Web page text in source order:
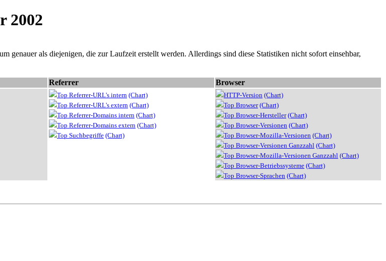
2002
genauer als diejenigen, die zur Laufzeit erstellt werden. Allerdings sind diese Statistiken nicht sofort einsehbar,
Referrer Browser
Top Referrer-URL's intern (Chart)
Top Referrer-URL's extern (Chart)
Top Referrer-Domains intern (Chart)
Top Referrer-Domains extern (Chart)
Top Suchbegriffe (Chart)
HTTP-Version (Chart)
Top Browser (Chart)
Top Browser-Hersteller (Chart)
Top Browser-Versionen (Chart)
Top Browser-Mozilla-Versionen (Chart)
Top Browser-Versionen Ganzzahl (Chart)
Top Browser-Mozilla-Versionen Ganzzahl (Chart)
Top Browser-Betriebssysteme (Chart)
Top Browser-Sprachen (Chart)